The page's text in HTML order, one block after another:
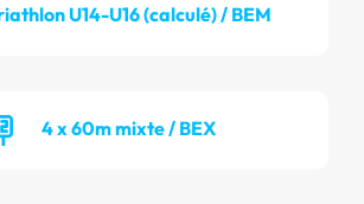
U14-U16 (calculé) / BEM
4 x 60m mixte / BEX